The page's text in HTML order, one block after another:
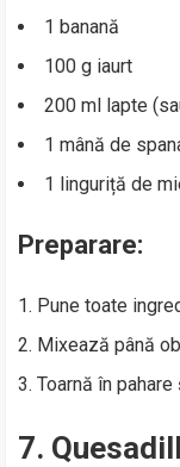
1 banană
100 g iaurt
200 ml lapte
1 mână de
1 linguriță de
Preparare:
Pune toate
Mixează până
Toarnă în
7.